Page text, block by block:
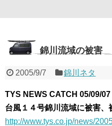
錦川流域の被害
2005/9/7 錦川ネタ
TYS NEWS CATCH 05/09/07
台風１４号錦川流域に被害、
http://www.tys.co.jp/news/